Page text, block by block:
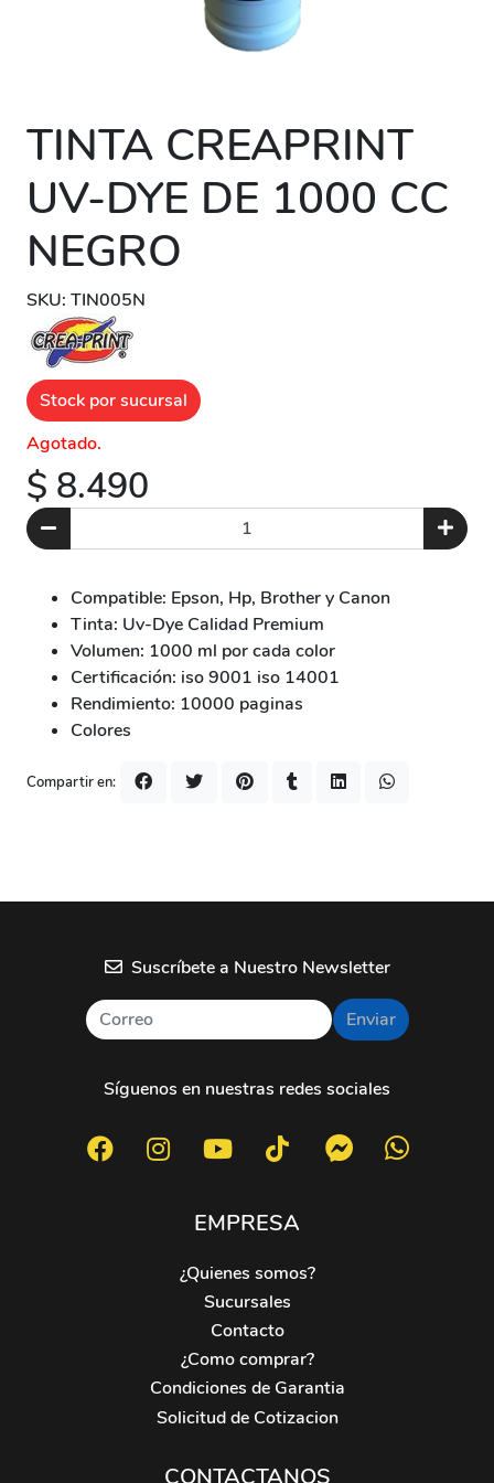
TINTA CREAPRINT
UV-DYE DE 1000 CC
NEGRO
SKU: TIN005N
Stock por sucursal
Agotado.
$ 8.490
Compatible: Epson, Hp, Brother y Canon
Tinta: Uv-Dye Calidad Premium
Volumen: 1000 ml por cada color
Certificación: iso 9001 iso 14001
Rendimiento: 10000 paginas
Colores
Compartir en:
Suscríbete a Nuestro Newsletter
Enviar
Síguenos en nuestras redes sociales
EMPRESA
¿Quienes somos?
Sucursales
Contacto
¿Como comprar?
Condiciones de Garantia
Solicitud de Cotizacion
CONTACTANOS